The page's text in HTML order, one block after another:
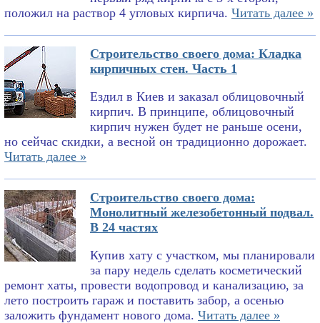
положил на раствор 4 угловых кирпича. Читать далее »
Строительство своего дома: Кладка
кирпичных стен. Часть 1
Ездил в Киев и заказал облицовочный
кирпич. В принципе, облицовочный
кирпич нужен будет не раньше осени,
но сейчас скидки, а весной он традиционно дорожает.
Читать далее »
Строительство своего дома:
Монолитный железобетонный подвал.
В 24 частях
Купив хату с участком, мы планировали
за пару недель сделать косметический
ремонт хаты, провести водопровод и канализацию, за
лето построить гараж и поставить забор, а осенью
заложить фундамент нового дома. Читать далее »